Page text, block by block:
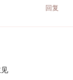
回复